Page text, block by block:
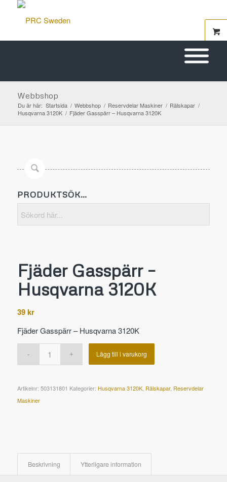
Webbshop
Du är här: Startsida / Webbshop / Reservdelar Maskiner / Rälskapar /
Husqvarna 3120K / Fjäder Gasspärr – Husqvarna 3120K
PRODUKTSÖK…
Fjäder Gasspärr –
Husqvarna 3120K
39kr
Fjäder Gasspärr – Husqvarna 3120K
Lägg till i varukorg
Artikelnr: 503131801 Kategorier: Husqvarna 3120K, Rälskapar, Reservdelar
Maskiner
Beskrivning Ytterligare information